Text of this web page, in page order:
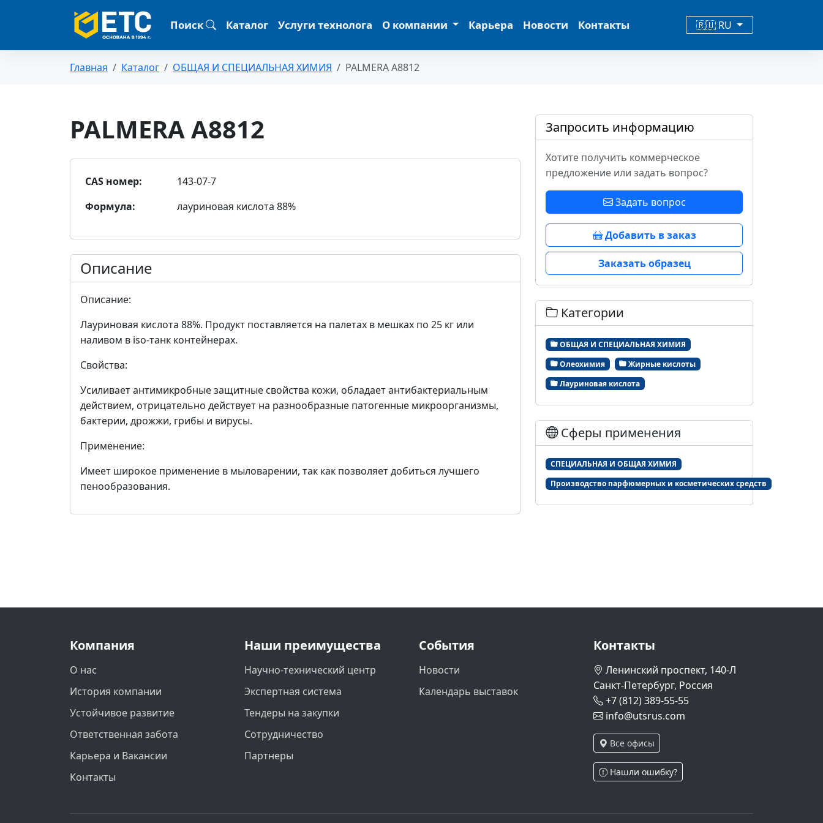
Поиск Каталог Услуги технолога О компании Карьера Новости Контакты 🇷🇺 RU
Главная Каталог ОБЩАЯ И СПЕЦИАЛЬНАЯ ХИМИЯ PALMERA A8812
PALMERA A8812
CAS номер:
143-07-7
Формула:
лауриновая кислота 88%
Описание
Описание:
Лауриновая кислота 88%. Продукт поставляется на палетах в мешках по 25 кг или
наливом в iso-танк контейнерах.
Свойства:
Усиливает антимикробные защитные свойства кожи, обладает антибактериальным
действием, отрицательно действует на разнообразные патогенные микроорганизмы,
бактерии, дрожжи, грибы и вирусы.
Применение:
Имеет широкое применение в мыловарении, так как позволяет добиться лучшего
пенообразования.
Запросить информацию
Хотите получить коммерческое
предложение или задать вопрос?
Задать вопрос
Добавить в заказ
Заказать образец
Категории
ОБЩАЯ И СПЕЦИАЛЬНАЯ ХИМИЯ
Олеохимия
Жирные кислоты
Лауриновая кислота
Сферы применения
СПЕЦИАЛЬНАЯ И ОБЩАЯ ХИМИЯ
Производство парфюмерных и косметических средств
Компания
О нас
История компании
Устойчивое развитие
Ответственная забота
Карьера и Вакансии
Контакты
Наши преимущества
Научно-технический центр
Экспертная система
Тендеры на закупки
Сотрудничество
Партнеры
События
Новости
Календарь выставок
Контакты
Ленинский проспект, 140-Л
Санкт-Петербург, Россия
+7 (812) 389-55-55
info@utsrus.com
Все офисы
Нашли ошибку?